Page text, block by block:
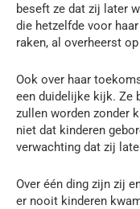
beseft ze dat zij later
die hetzelfde voor
raken, al overheerst
Ook over haar
een duidelijke kijk. Ze
zullen worden zonder
niet dat kinderen
verwachting dat zij
Over één ding zijn zij
er nooit kinderen